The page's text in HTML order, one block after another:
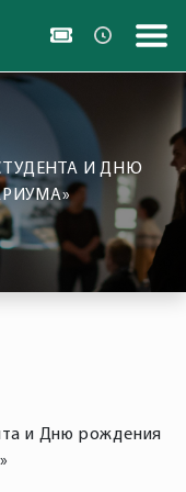
И ДНЮ
и Дню рождения